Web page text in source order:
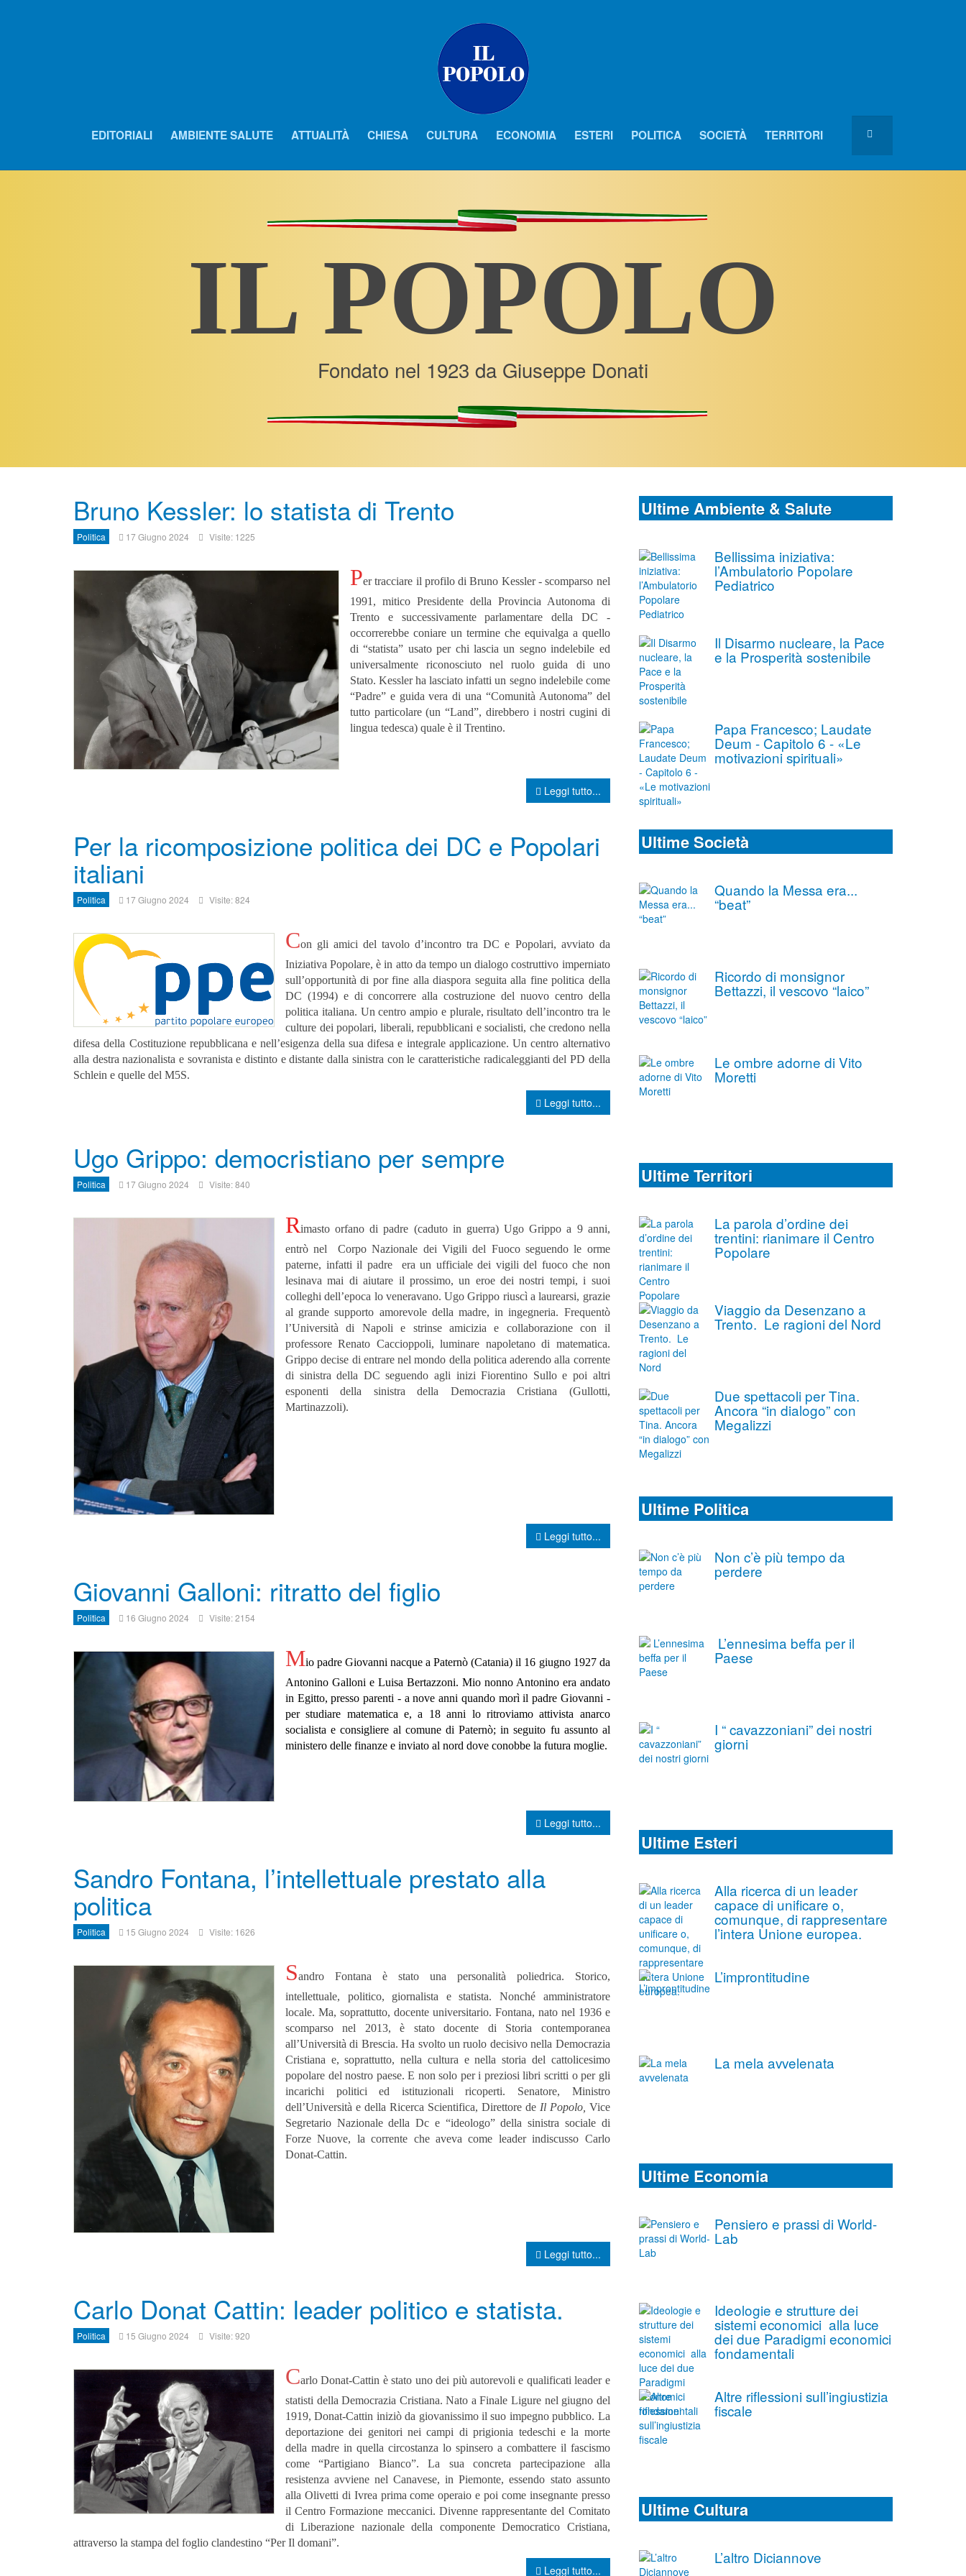
EDITORIALI AMBIENTE SALUTE ATTUALITÀ CHIESA CULTURA ECONOMIA ESTERI POLITICA SOCIETÀ TERRITORI
IL POPOLO
Fondato nel 1923 da Giuseppe Donati
Bruno Kessler: lo statista di Trento
Politica 17 Giugno 2024 Visite: 1225
Per tracciare il profilo di Bruno Kessler - scomparso nel
1991, mitico Presidente della Provincia Autonoma di
Trento e successivamente parlamentare della DC -
occorrerebbe coniare un termine che equivalga a quello
di “statista” usato per chi lascia un segno indelebile ed
universalmente riconosciuto nel ruolo guida di uno
Stato.Kessler ha lasciato infatti un segno indelebile come
“Padre” e guida vera di una “Comunità Autonoma” del
tutto particolare (un “Land”, direbbero i nostri cugini di
lingua tedesca) quale è il Trentino.
Leggi tutto...
Per la ricomposizione politica dei DC e Popolari
italiani
Politica 17 Giugno 2024 Visite: 824
Con gli amici del tavolo d’incontro tra DC e Popolari, avviato da
Iniziativa Popolare, è in atto da tempo un dialogo costruttivo imperniato
sull’opportunità di por fine alla diaspora seguita alla fine politica della
DC (1994) e di concorrere alla costruzione del nuovo centro della
politica italiana. Un centro ampio e plurale, risultato dell’incontro tra le
culture dei popolari, liberali, repubblicani e socialisti, che credono nella
difesa della Costituzione repubblicana e nell’esigenza della sua difesa e integrale applicazione. Un centro alternativo
alla destra nazionalista e sovranista e distinto e distante dalla sinistra con le caratteristiche radicaleggianti del PD della
Schlein e quelle del M5S.
Leggi tutto...
Ugo Grippo: democristiano per sempre
Politica 17 Giugno 2024 Visite: 840
Rimasto orfano di padre (caduto in guerra) Ugo Grippo a 9 anni,
entrò nel Corpo Nazionale dei Vigili del Fuoco seguendo le orme
paterne, infatti il padre era un ufficiale dei vigili del fuoco che non
lesinava mai di aiutare il prossimo, un eroe dei nostri tempi, i suoi
colleghi dell’epoca lo veneravano. Ugo Grippo riuscì a laurearsi, grazie
al grande supporto amorevole della madre, in ingegneria. Frequentò
l’Università di Napoli e strinse amicizia e collaborazione con il
professore Renato Caccioppoli, luminare napoletano di matematica.
Grippo decise di entrare nel mondo della politica aderendo alla corrente
di sinistra della DC seguendo agli inizi Fiorentino Sullo e poi altri
esponenti della sinistra della Democrazia Cristiana (Gullotti,
Martinazzoli).
Leggi tutto...
Giovanni Galloni: ritratto del figlio
Politica 16 Giugno 2024 Visite: 2154
Mio padre Giovanni nacque a Paternò (Catania) il 16 giugno 1927 da
Antonino Galloni e Luisa Bertazzoni. Mio nonno Antonino era andato
in Egitto, presso parenti - a nove anni quando morì il padre Giovanni -
per studiare matematica e, a 18 anni lo ritroviamo attivista anarco
socialista e consigliere al comune di Paternò; in seguito fu assunto al
ministero delle finanze e inviato al nord dove conobbe la futura moglie.
Leggi tutto...
Sandro Fontana, l’intellettuale prestato alla
politica
Politica 15 Giugno 2024 Visite: 1626
Sandro Fontana è stato una personalità poliedrica. Storico,
intellettuale, politico, giornalista e statista. Nonché amministratore
locale. Ma, soprattutto, docente universitario. Fontana, nato nel 1936 e
scomparso nel 2013, è stato docente di Storia contemporanea
all’Università di Brescia. Ha svolto un ruolo decisivo nella Democrazia
Cristiana e, soprattutto, nella cultura e nella storia del cattolicesimo
popolare del nostro paese. E non solo per i preziosi libri scritti o per gli
incarichi politici ed istituzionali ricoperti. Senatore, Ministro
dell’Università e della Ricerca Scientifica, Direttore de Il Popolo, Vice
Segretario Nazionale della Dc e “ideologo” della sinistra sociale di
Forze Nuove, la corrente che aveva come leader indiscusso Carlo
Donat-Cattin.
Leggi tutto...
Carlo Donat Cattin: leader politico e statista.
Politica 15 Giugno 2024 Visite: 920
Carlo Donat-Cattin è stato uno dei più autorevoli e qualificati leader e
statisti della Democrazia Cristiana. Nato a Finale Ligure nel giugno del
1919, Donat-Cattin iniziò da giovanissimo il suo impegno pubblico. La
deportazione dei genitori nei campi di prigionia tedeschi e la morte
della madre in quella circostanza lo spinsero a combattere il fascismo
come “Partigiano Bianco”. La sua concreta partecipazione alla
resistenza avviene nel Canavese, in Piemonte, essendo stato assunto
alla Olivetti di Ivrea prima come operaio e poi come insegnante presso
il Centro Formazione meccanici. Divenne rappresentante del Comitato
di Liberazione nazionale della componente Democratico Cristiana,
attraverso la stampa del foglio clandestino “Per Il domani”.
Leggi tutto...
Ultime Ambiente & Salute
Bellissima iniziativa:
l’Ambulatorio Popolare
Pediatrico
Il Disarmo nucleare, la Pace
e la Prosperità sostenibile
Papa Francesco; Laudate
Deum - Capitolo 6 - «Le
motivazioni spirituali»
Ultime Società
Quando la Messa era...
“beat”
Ricordo di monsignor
Bettazzi, il vescovo “laico”
Le ombre adorne di Vito
Moretti
Ultime Territori
La parola d’ordine dei
trentini: rianimare il Centro
Popolare
Viaggio da Desenzano a
Trento. Le ragioni del Nord
Due spettacoli per Tina.
Ancora “in dialogo” con
Megalizzi
Ultime Politica
Non c’è più tempo da
perdere
L’ennesima beffa per il
Paese
I “ cavazzoniani” dei nostri
giorni
Ultime Esteri
Alla ricerca di un leader
capace di unificare o,
comunque, di rappresentare
l’intera Unione europea.
L’improntitudine
La mela avvelenata
Ultime Economia
Pensiero e prassi di World-
Lab
Ideologie e strutture dei
sistemi economici alla luce
dei due Paradigmi economici
fondamentali
Altre riflessioni sull’ingiustizia
fiscale
Ultime Cultura
L’altro Diciannove